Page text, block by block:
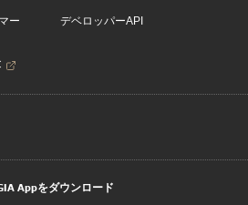
ー
デベロッパーAPI
Appをダウンロード